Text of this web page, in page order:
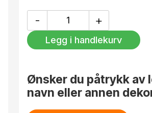
-
Tumbler
25
Cl
+
Legg i handlekurv
Ønsker du påtrykk av
navn eller annen